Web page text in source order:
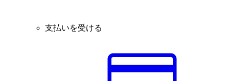
支払いを受ける